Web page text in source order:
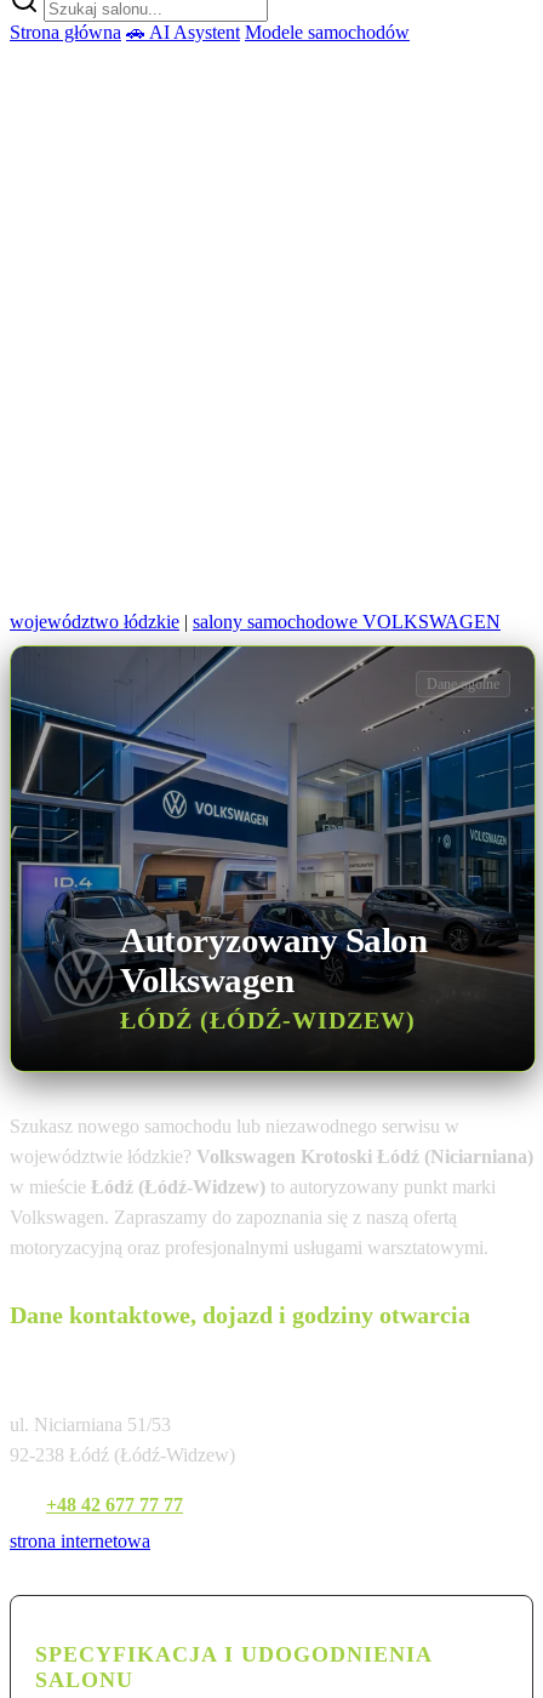
Strona główna 🚗 AI Asystent Modele samochodów
województwo łódzkie | salony samochodowe VOLKSWAGEN
Autoryzowany Salon
Volkswagen
ŁÓDŹ (ŁÓDŹ-WIDZEW)
Dane ogólne
Szukasz nowego samochodu lub niezawodnego serwisu w
województwie łódzkie? Volkswagen Krotoski Łódź (Niciarniana)
w mieście Łódź (Łódź-Widzew) to autoryzowany punkt marki
Volkswagen. Zapraszamy do zapoznania się z naszą ofertą
motoryzacyjną oraz profesjonalnymi usługami warsztatowymi.
Dane kontaktowe, dojazd i godziny otwarcia
ul. Niciarniana 51/53
92-238 Łódź (Łódź-Widzew)
+48 42 677 77 77
strona internetowa
SPECYFIKACJA I UDOGODNIENIA
SALONU